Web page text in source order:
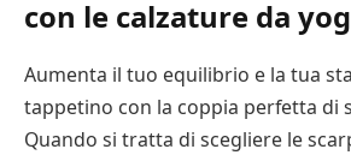
con le calzature da
Aumenta il tuo equilibrio e la tua
tappetino con la coppia perfetta di
Quando si tratta di scegliere le